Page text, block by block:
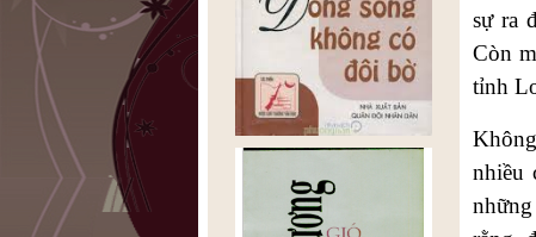
sự ra
Còn
tỉnh
nhiều